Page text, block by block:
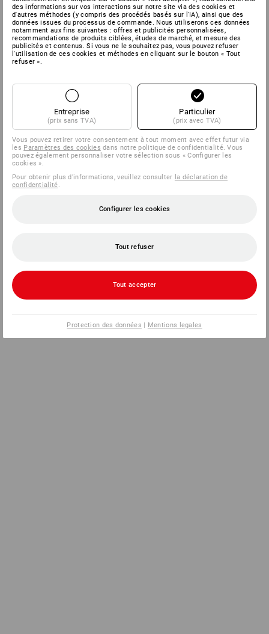
des informations sur vos interactions sur notre site via des cookies et
d'autres méthodes (y compris des procédés basés sur l'IA), ainsi que des
données issues du processus de commande. Nous utiliserons ces données
notamment aux fins suivantes : offres et publicités personnalisées,
recommandations de produits ciblées, études de marché, et mesure des
publicités et contenus. Si vous ne le souhaitez pas, vous pouvez refuser
l'utilisation de ces cookies et méthodes en cliquant sur le bouton « Tout
refuser ».
Entreprise
(prix sans TVA)
Particulier
(prix avec TVA)
Vous pouvez retirer votre consentement à tout moment avec effet futur via
les Paramètres des cookies dans notre politique de confidentialité. Vous
pouvez également personnaliser votre sélection sous « Configurer les
cookies ».
Pour obtenir plus d'informations, veuillez consulter la déclaration de
confidentialité
Configurer les cookies
Tout refuser
Tout accepter
Protection des données | Mentions legales